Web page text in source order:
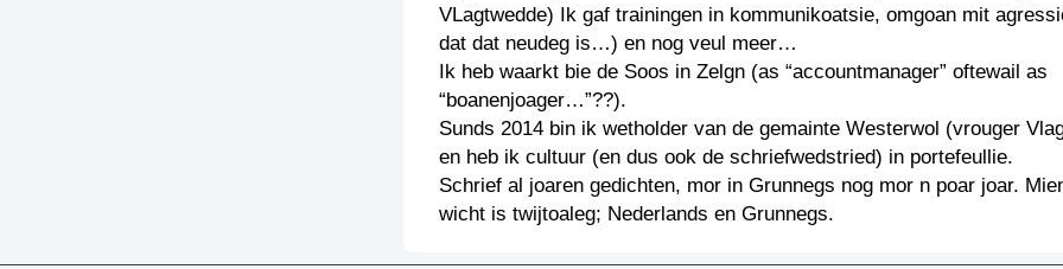
VLagtwedde) Ik gaf trainingen in kommunikoatsie, omgoan mit
dat dat neudeg is…) en nog veul meer…
Ik heb waarkt bie de Soos in Zelgn (as “accountmanager” oftewail as
“boanenjoager…”??).
Sunds 2014 bin ik wetholder van de gemainte Westerwol (vrouger
en heb ik cultuur (en dus ook de schriefwedstried) in portefeullie.
Schrief al joaren gedichten, mor in Grunnegs nog mor n poar joar.
wicht is twijtoaleg; Nederlands en Grunnegs.